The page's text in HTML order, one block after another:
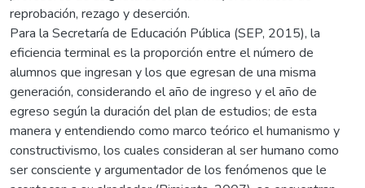
reprobación, rezago y deserción.
Para la Secretaría de Educación Pública (SEP, 2015), la
eficiencia terminal es la proporción entre el número de
alumnos que ingresan y los que egresan de una misma
generación, considerando el año de ingreso y el año de
egreso según la duración del plan de estudios; de esta
manera y entendiendo como marco teórico el humanismo y
constructivismo, los cuales consideran al ser humano como
ser consciente y argumentador de los fenómenos que le